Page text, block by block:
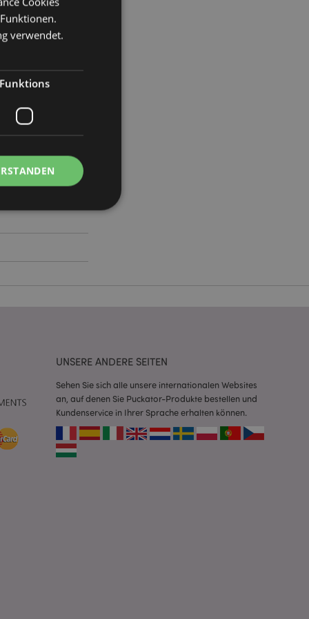
UNSERE ANDERE SEITEN
Sehen Sie sich alle unsere internationalen Websites
an, auf denen Sie Puckator-Produkte bestellen und
Kundenservice in Ihrer Sprache erhalten können.
verwendet.
Funktions
Dienst
für
Cookie-Banner
Browser zu
zu
wird, die
ist eine